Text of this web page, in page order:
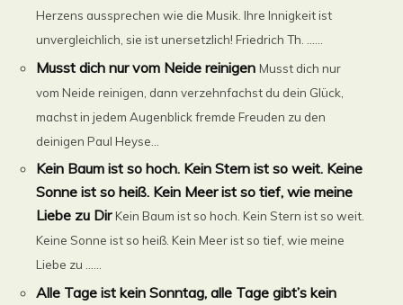
Herzens aussprechen wie die Musik. Ihre Innigkeit ist
unvergleichlich, sie ist unersetzlich! Friedrich Th. ......
Musst dich nur vom Neide reinigen Musst dich nur
vom Neide reinigen, dann verzehnfachst du dein Glück,
machst in jedem Augenblick fremde Freuden zu den
deinigen Paul Heyse...
Kein Baum ist so hoch. Kein Stern ist so weit. Keine
Sonne ist so heiß. Kein Meer ist so tief, wie meine
Liebe zu Dir Kein Baum ist so hoch. Kein Stern ist so weit.
Keine Sonne ist so heiß. Kein Meer ist so tief, wie meine
Liebe zu ......
Alle Tage ist kein Sonntag, alle Tage gibt’s kein